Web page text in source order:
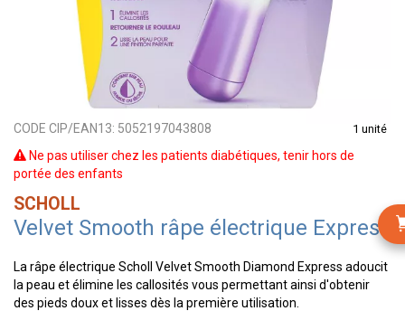
CODE CIP/EAN13: 5052197043808 1 unité
Ne pas utiliser chez les patients diabétiques, tenir hors de
portée des enfants
SCHOLL
Velvet Smooth râpe électrique Express
La râpe électrique Scholl Velvet Smooth Diamond Express adoucit
la peau et élimine les callosités vous permettant ainsi d'obtenir
des pieds doux et lisses dès la première utilisation.